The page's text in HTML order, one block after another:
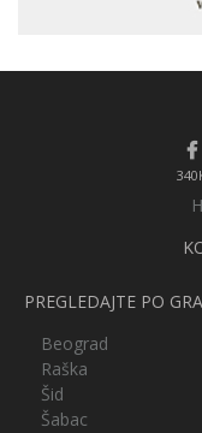
PREGLEDAJTE PO
Beograd
Raška
Šid
Šabac